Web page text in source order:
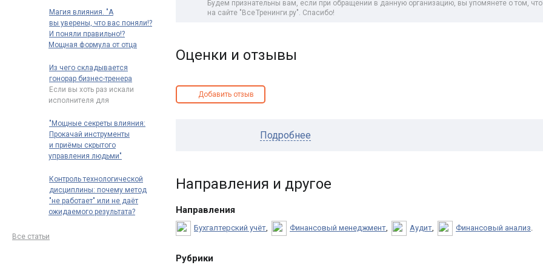
Будем признательны вам, если при обращении в данную организацию, вы упомянете о том,
на сайте " Все Тренинги .ру". Спасибо!
Оценки и отзывы
Добавить отзыв
Подробнее
Направления и другое
Направления
Бухгалтерский учёт Финансовый менеджмент Аудит Финансовый анализ
Рубрики
Магия влияния. "А
вы уверены, что вас поняли!?
И поняли правильно!?
Мощная формула от отца
тебя нельзя было не понять"
"Вы уверены, что вас поняли?
что имел ввиду Марк Фабий
Квинтилиан* сказав:
Из чего складывается
гонорар бизнес-тренера
Если вы хоть раз искали
исполнителя для
то наверняка замечали…
"Мощные секреты влияния:
Прокачай инструменты
и приёмы скрытого
управления людьми"
управляет тот, кто проявляет
наибольшую гибкость"
восходит к кибернетике…
Контроль технологической
дисциплины: почему метод
"не работает" или не даёт
ожидаемого результата?
дисциплины: почему метод
Все статьи